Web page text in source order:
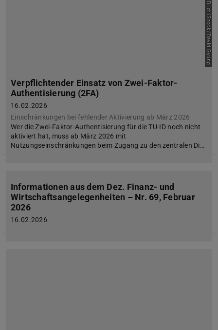
Bild: iStock/David Gyung
Verpflichtender Einsatz von Zwei-Faktor-
Authentisierung (2FA)
16.02.2026
Einschränkungen bei fehlender Aktivierung ab März 2026
Wer die Zwei-Faktor-Authentisierung für die TU-ID noch nicht
aktiviert hat, muss ab März 2026 mit
Nutzungseinschränkungen beim Zugang zu den zentralen Di…
Informationen aus dem Dez. Finanz- und
Wirtschaftsangelegenheiten – Nr. 69, Februar
2026
16.02.2026